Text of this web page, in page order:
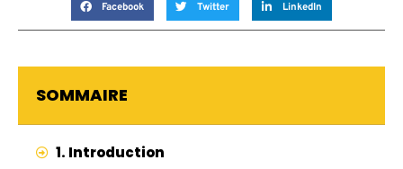
Facebook Twitter LinkedIn
SOMMAIRE
1. Introduction